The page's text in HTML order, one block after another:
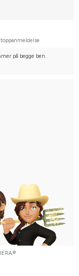
på begge ben.